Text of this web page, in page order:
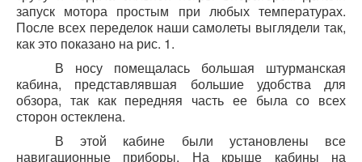
запуск мотора простым при любых температурах.
После всех переделок наши самолеты выглядели так,
как это показано на рис. 1.
В носу помещалась большая штурманская
кабина, представлявшая большие удобства для
обзора, так как передняя часть ее была со всех
сторон остеклена.
В этой кабине были установлены все
навигационные приборы. На крыше кабины на